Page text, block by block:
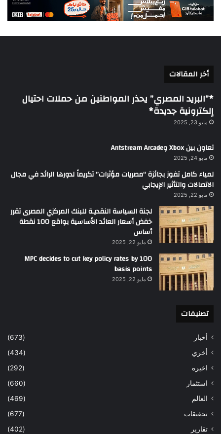
أخر المقالات
*”البريد المصري” يحذر المواطنين من حملات احتيال
إلكترونية جديدة*
مايو 23, 2025
تعاون بين Xbox وAntstream Arcade
مايو 24, 2025
لمياء كامل تفوز بجائزة “مصريات مؤثرات” تكريماً لدورها الرائد في مجال
الاتصالات والتأثير الإيجابي
مايو 22, 2025
لجنة السياسة النقديـة للبنك المركزي المصرى تقرر
خفض أسعار العائد الأساسية بواقع 100 نقطة
أساس
مايو 22, 2025
MPC decides to cut key policy rates by 100
basis points
مايو 22, 2025
تصنيفات
أخبار
(673)
أخري
(434)
اخيره
(292)
استثمار
(660)
العالم
(469)
تحقيقات
(677)
تقارير
(402)